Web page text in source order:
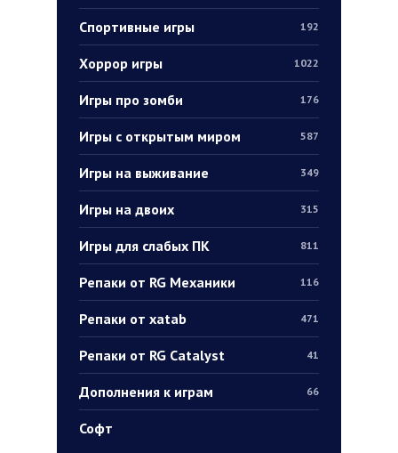
Спортивные игры 192
Хоррор игры 1022
Игры про зомби 176
Игры с открытым миром 587
Игры на выживание 349
Игры на двоих 315
Игры для слабых ПК 811
Репаки от RG Механики 116
Репаки от xatab 471
Репаки от RG Catalyst 41
Дополнения к играм 66
Софт